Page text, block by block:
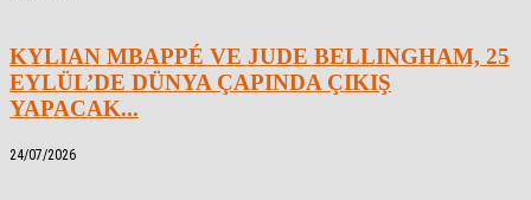
KYLIAN MBAPPÉ VE JUDE BELLINGHAM, 25
EYLÜL’DE DÜNYA ÇAPINDA ÇIKIŞ
YAPACAK...
24/07/2026